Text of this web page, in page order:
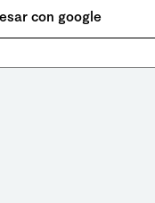
con google